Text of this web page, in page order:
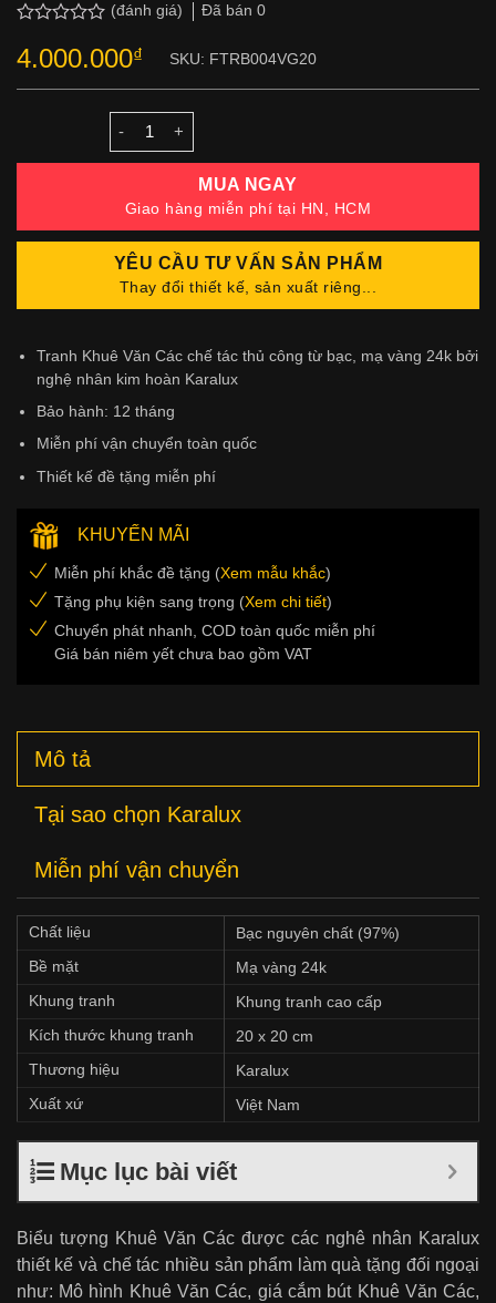
xếp
hạng
0.0
(đánh giá) Đã bán 0
4.000.000₫ SKU: FTRB004VG20
MUA NGAY
Giao hàng miễn phí tại HN, HCM
YÊU CẦU TƯ VẤN SẢN PHẨM
Thay đổi thiết kế, sản xuất riêng...
Tranh Khuê Văn Các chế tác thủ công từ bạc, mạ vàng 24k bởi
nghệ nhân kim hoàn Karalux
Bảo hành: 12 tháng
Miễn phí vận chuyển toàn quốc
Thiết kế đề tặng miễn phí
KHUYẾN MÃI
Miễn phí khắc đề tặng (Xem mẫu khắc)
Tặng phụ kiện sang trọng (Xem chi tiết)
Chuyển phát nhanh, COD toàn quốc miễn phí
Giá bán niêm yết chưa bao gồm VAT
Mô tả
Tại sao chọn Karalux
Miễn phí vận chuyển
Chất liệu
Bạc nguyên chất (97%)
Bề mặt
Mạ vàng 24k
Khung tranh
Khung tranh cao cấp
Kích thước khung tranh
20 x 20 cm
Thương hiệu
Karalux
Xuất xứ
Việt Nam
Mục lục bài viết
Biểu tượng Khuê Văn Các được các nghê nhân Karalux
thiết kế và chế tác nhiều sản phẩm làm quà tặng đối ngoại
như: Mô hình Khuê Văn Các, giá cắm bút Khuê Văn Các,